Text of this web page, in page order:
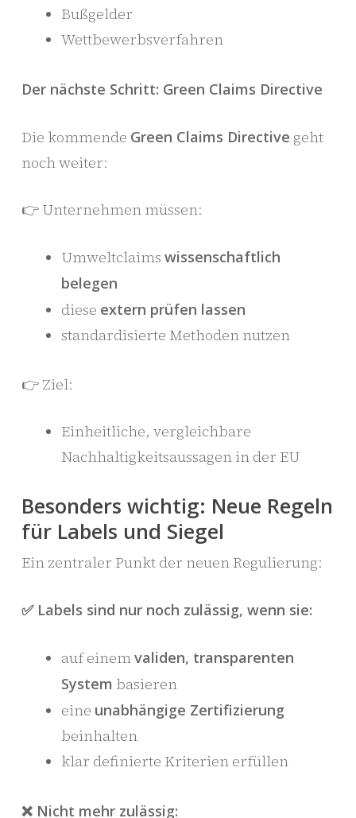
Bußgelder
Wettbewerbsverfahren
Der nächste Schritt: Green Claims Directive
Die kommende Green Claims Directive geht
noch weiter:
👉 Unternehmen müssen:
Umweltclaims wissenschaftlich
belegen
diese extern prüfen lassen
standardisierte Methoden nutzen
👉 Ziel:
Einheitliche, vergleichbare
Nachhaltigkeitsaussagen in der EU
Besonders wichtig: Neue Regeln
für Labels und Siegel
Ein zentraler Punkt der neuen Regulierung:
✅ Labels sind nur noch zulässig, wenn sie:
auf einemvaliden, transparenten
System basieren
eine unabhängige Zertifizierung
beinhalten
klar definierte Kriterien erfüllen
❌ Nicht mehr zulässig: